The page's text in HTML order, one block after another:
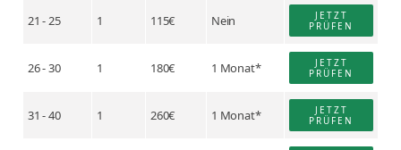
21 - 25 1 115€ Nein
JETZT
PRÜFEN
26 - 30 1 180€ 1 Monat*
JETZT
PRÜFEN
31 - 40 1 260€ 1 Monat*
JETZT
PRÜFEN